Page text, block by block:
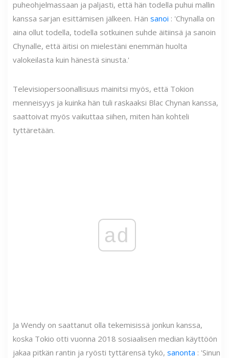
puheohjelmassaan ja paljasti, että hän todella puhui mallin
kanssa sarjan esittämisen jälkeen. Hän sanoi : 'Chynalla on
aina ollut todella, todella sotkuinen suhde äitiinsä ja sanoin
Chynalle, että äitisi on mielestäni enemmän huolta
valokeilasta kuin hänestä sinusta.'
Televisiopersoonallisuus mainitsi myös, että Tokion
menneisyys ja kuinka hän tuli raskaaksi Blac Chynan kanssa,
saattoivat myös vaikuttaa siihen, miten hän kohteli
tyttäretään.
ad
Ja Wendy on saattanut olla tekemisissä jonkun kanssa,
koska Tokio otti vuonna 2018 sosiaalisen median käyttöön
jakaa pitkän rantin ja ryösti tyttärensä tykö, sanonta : 'Sinun